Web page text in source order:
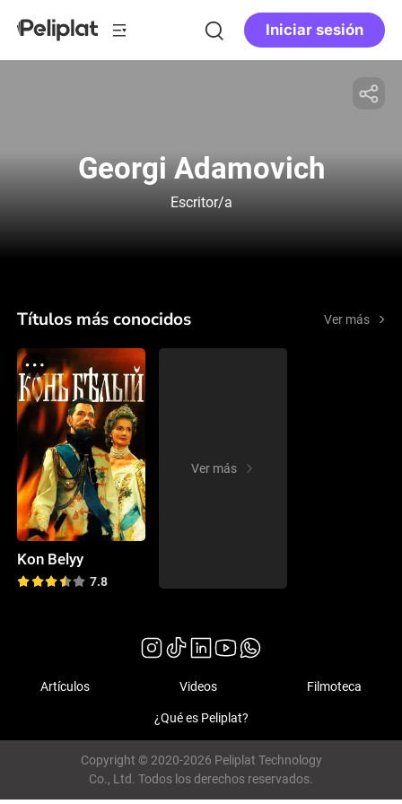
Iniciar sesión
Georgi Adamovich
Escritor/a
Títulos más conocidos Ver más
Kon Belyy
7.8
Ver más
Artículos Videos Filmoteca
¿Qué es Peliplat?
Copyright © 2020-2026 Peliplat Technology
Co., Ltd. Todos los derechos reservados.